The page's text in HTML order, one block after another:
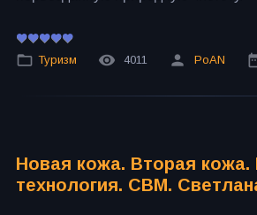
Туризм 4011 PoAN
Новая кожа. Вторая
технология. СВМ.